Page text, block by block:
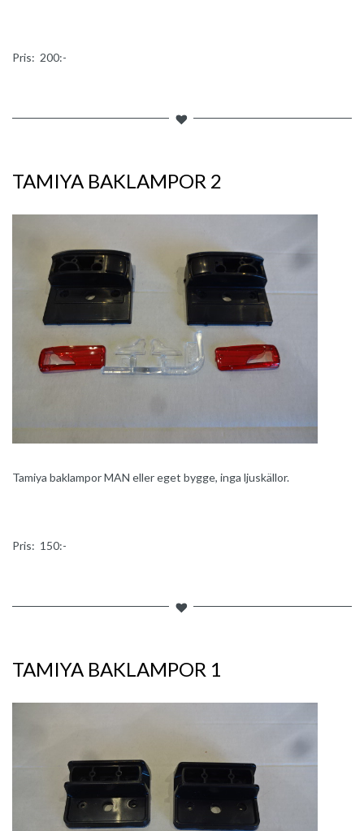
Pris: 200:-
TAMIYA BAKLAMPOR 2
Tamiya baklampor MAN eller eget bygge, inga ljuskällor.
Pris: 150:-
TAMIYA BAKLAMPOR 1